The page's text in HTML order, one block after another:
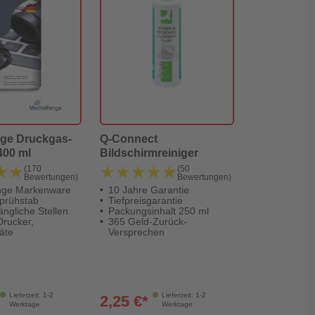
Druckgas-
ml
(170
Bewertungen)
Markenware
Stellen
Lieferzeit: 1-2
Werktage
Q-Connect
Bildschirmreiniger
★★★★★
★★★★★ (50
Bewertungen)
10 Jahre Garantie
Tiefpreisgarantie
Packungsinhalt 250 ml
365 Geld-Zurück-
Versprechen
Lieferzeit: 1-2
Werktage
2,25 €*